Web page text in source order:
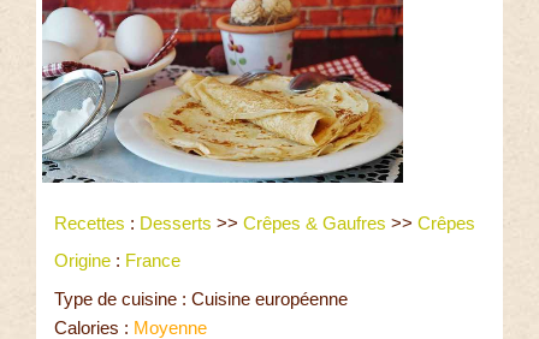
Recettes : Desserts >> Crêpes & Gaufres >> Crêpes
Origine : France
Type de cuisine : Cuisine européenne
Calories : Moyenne